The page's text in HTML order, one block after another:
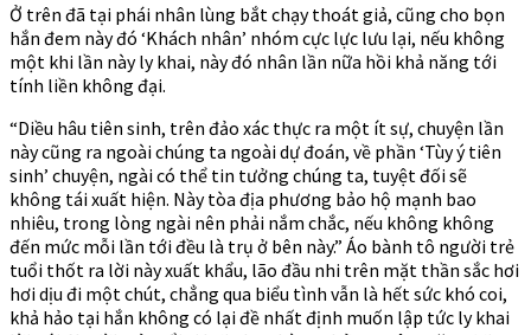
Ở trên đã tại phái nhân lùng bắt chạy thoát giả, cũng cho bọn
hắn đem này đó ‘Khách nhân’ nhóm cực lực lưu lại, nếu không
một khi lần này ly khai, này đó nhân lần nữa hồi khả năng tới
tính liền không đại.
“Diều hâu tiên sinh, trên đảo xác thực ra một ít sự, chuyện lần
này cũng ra ngoài chúng ta ngoài dự đoán, về phần ‘Tùy ý tiên
sinh’ chuyện, ngài có thể tin tưởng chúng ta, tuyệt đối sẽ
không tái xuất hiện. Này tòa địa phương bảo hộ mạnh bao
nhiêu, trong lòng ngài nên phải nắm chắc, nếu không không
đến mức mỗi lần tới đều là trụ ở bên này.” Áo bành tô người trẻ
tuổi thốt ra lời này xuất khẩu, lão đầu nhi trên mặt thần sắc hơi
hơi dịu đi một chút, chẳng qua biểu tình vẫn là hết sức khó coi,
khả hảo tại hắn không có lại đề nhất định muốn lập tức ly khai